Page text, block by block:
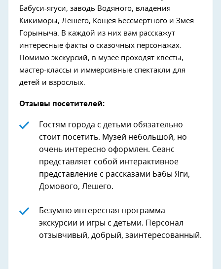
Бабуси-ягуси, заводь Водяного, владения
Кикиморы, Лешего, Кощея Бессмертного и Змея
Горыныча. В каждой из них вам расскажут
интересные факты о сказочных персонажах.
Помимо экскурсий, в музее проходят квесты,
мастер-классы и иммерсивные спектакли для
детей и взрослых.
Отзывы посетителей:
Гостям города с детьми обязательно
стоит посетить. Музей небольшой, но
очень интересно оформлен. Сеанс
представляет собой интерактивное
представление с рассказами Бабы Яги,
Домового, Лешего.
Безумно интересная программа
экскурсии и игры с детьми. Персонал
отзывчивый, добрый, заинтересованный.